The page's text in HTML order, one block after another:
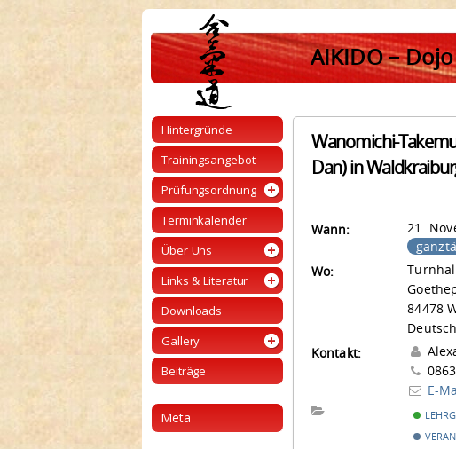
AIKIDO –
Hintergründe
Trainingsangebot
Prüfungsordnung
Terminkalender
Über Uns
Links & Literatur
Downloads
Gallery
Beiträge
Meta
Wanomichi-
Dan) in
Wann:
21.
Wo:
84478
Kontakt:
E-